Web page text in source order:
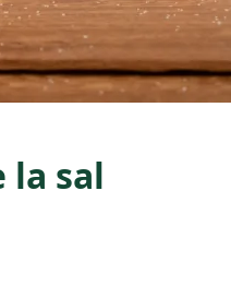
la sal